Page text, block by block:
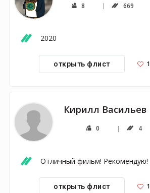
8 669
2020
открыть флист 1
Кирилл Васильев
0 4
Отличный фильм! Рекомендую!
открыть флист 1